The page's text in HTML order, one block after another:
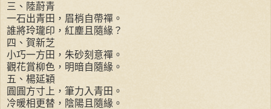
三、陸蔚青
一石出青田，眉梢自帶禪。
誰將玲瓏印，紅塵且隨緣？
四、賀新芝
小巧一方田，朱砂刻意禪。
觀花賞柳色，明暗自隨緣。
五、楊延穎
圓圓方寸上，筆力入青田。
冷暖相更替，陰陽且隨緣。